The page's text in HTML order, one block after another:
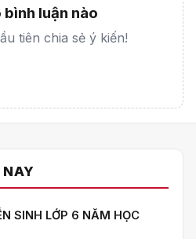
bình luận nào
tiên chia sẻ ý kiến!
NAY
SINH LỚP 6 NĂM HỌC